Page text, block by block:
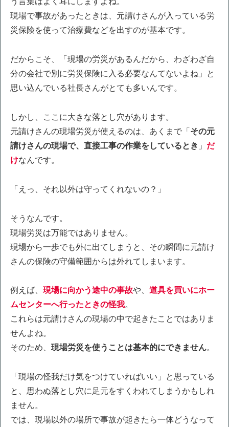
現場で事故があったときは、元請けさんが入っている労
災保険を使って治療費などを出すのが基本です。
だからこそ、「現場の労災があるんだから、わざわざ自
分の会社で別に労災保険に入る必要なんてないよね」と
思い込んでいる社長さんがとても多いんです。
しかし、ここに大きな落とし穴があります。
元請けさんの現場労災が使えるのは、あくまで「その元
請けさんの現場で、直接工事の作業をしているとき 」 だ
けなんです。
「えっ、それ以外は守ってくれないの？」
そうなんです。
現場労災は万能ではありません。
現場から一歩でも外に出てしまうと、その瞬間に元請け
さんの保険の守備範囲からは外れてしまいます。
例えば、 現場に向かう途中の事故や、 道具を買いにホー
ムセンターへ行ったときの怪我。
これらは元請けさんの現場の中で起きたことではありま
せんよね。
そのため、 現場労災を使うことは基本的にできません。
「現場の怪我だけ気をつけていればいい」と思っている
と、思わぬ落とし穴に足元をすくわれてしまうかもしれ
ません。
では、現場以外の場所で事故が起きたら一体どうなって